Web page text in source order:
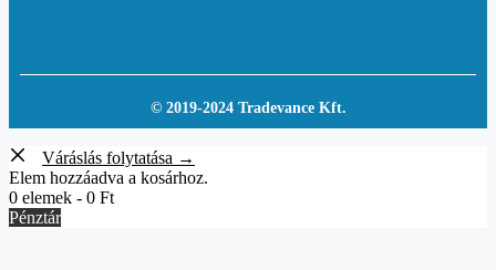
© 2019-2024 Tradevance Kft.
Váráslás folytatása →
Elem hozzáadva a kosárhoz.
0 elemek - 0 Ft
Pénztár